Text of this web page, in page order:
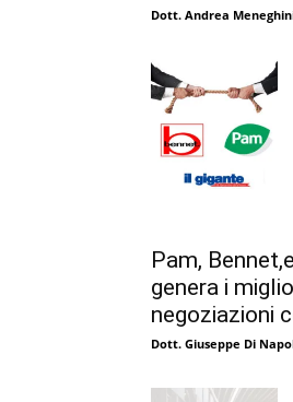
Dott. Andrea
Pam,
genera i
negoziazioni
Dott. Giuseppe Di